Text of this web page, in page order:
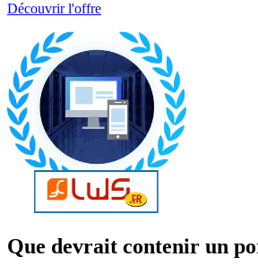
Découvrir l'offre
Que devrait contenir un